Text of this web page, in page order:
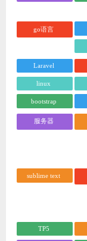
go语言
Laravel
linux
bootstrap
服务器
sublime text
TP5